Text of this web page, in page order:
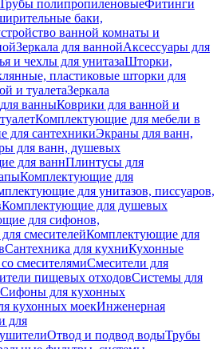
полипропиленовыеФитинги
баки,
ванной комнаты и
Зеркала для ваннойАксессуары для
и чехлы для унитазаШторки,
пластиковые шторки для
и туалетаЗеркала
ванныКоврики для ванной и
Комплектующие для мебели в
для сантехникиЭкраны для ванн,
для ванн, душевых
для ваннПлинтусы для
Комплектующие для
для унитазов, писсуаров,
Комплектующие для душевых
для сифонов,
смесителейКомплектующие для
Сантехника для кухниКухонные
смесителямиСмесители для
пищевых отходовСистемы для
Сифоны для кухонных
кухонных моекИнженерная
для
Отвод и подвод водыТрубы